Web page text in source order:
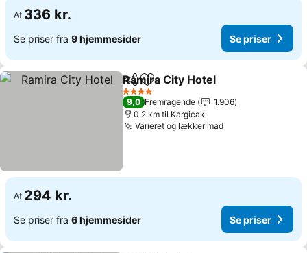
Af 336 kr.
Se priser fra 9 hjemmesider Se priser
Del Føj til favoritter
Ramira City Hotel
4 Stjerner
9,0 Fremragende
1.906
0.2 km til Kargicak
Varieret og lækker madSe priser
Af 294 kr.
Se priser fra 6 hjemmesider Se priser